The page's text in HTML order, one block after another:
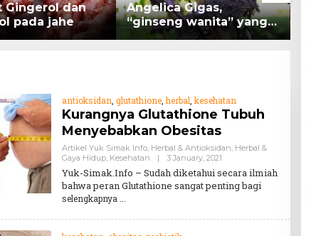
Gingerol dan
pada jahe
Angelica Gigas,
“ginseng wanita” yang
memiliki peran
antioksidan, glutathione,herbal,kesehatan
Kurangnya Glutathione Tubuh
Menyebabkan Obesitas
Artikel Yuk Simak Info, Herbal & Antioksidan, Herbal &
Gaya Hidup, Kesehatan | 3 January, 2021By
August
Yuk-Simak.Info – Sudah diketahui secara ilmiah
bahwa peran Glutathione sangat penting bagi
selengkapnya